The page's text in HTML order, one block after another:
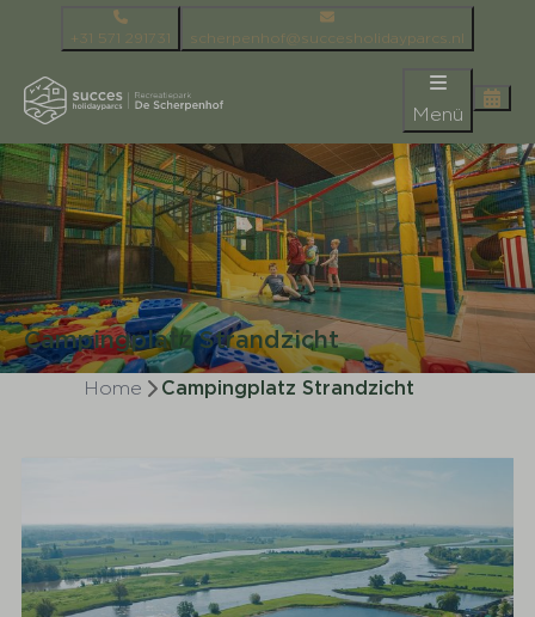
+31 571 291731 scherpenhof@succesholidayparcs.nl
Menü
Campingplatz Strandzicht
Home Campingplatz Strandzicht